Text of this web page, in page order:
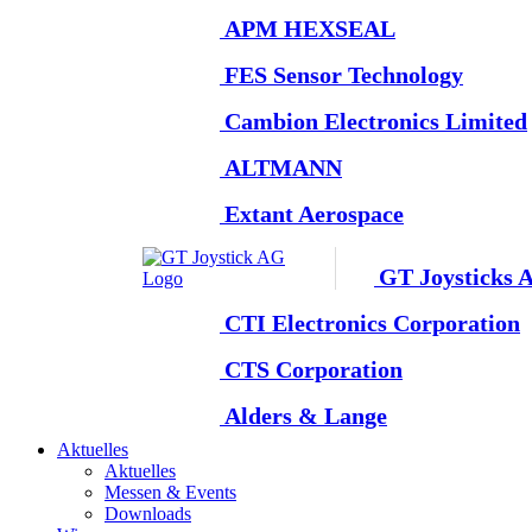
APM HEXSEAL
FES Sensor Technology
Cambion Electronics Limited
ALTMANN
Extant Aerospace
GT Joysticks
CTI Electronics Corporation
CTS Corporation
Alders & Lange
Aktuelles
Aktuelles
Messen & Events
Downloads